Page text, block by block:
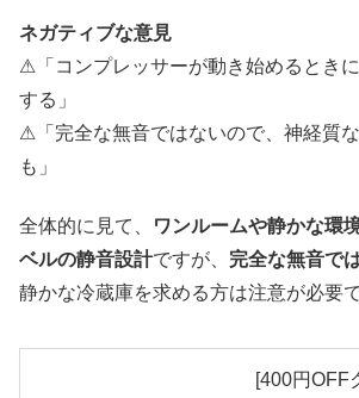
ネガティブな意見
⚠「コンプレッサーが動き始めるとき
する」
⚠「完全な無音ではないので、神経質
も」
全体的に見て、
ワンルームや静かな環
ベルの静音設計ですが、 完全な無音で
静かな冷蔵庫を求める方は注意が必要で
[400円OFF